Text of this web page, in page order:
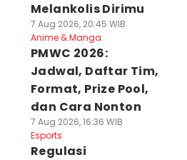
Melankolis Dirimu
7 Aug 2026, 20:45 WIB
Anime & Manga
PMWC 2026:
Jadwal, Daftar Tim,
Format, Prize Pool,
dan Cara Nonton
7 Aug 2026, 16:36 WIB
Esports
Regulasi